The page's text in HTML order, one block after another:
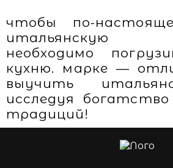
чтобы по-
итальянскую
необходимо
кухню. марке —
выучить
исследуя
традиций!